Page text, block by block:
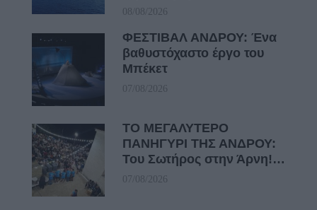
08/08/2026
ΦΕΣΤΙΒΑΛ ΑΝΔΡΟΥ: Ένα
βαθυστόχαστο έργο του
Μπέκετ
07/08/2026
ΤΟ ΜΕΓΑΛΥΤΕΡΟ
ΠΑΝΗΓΥΡΙ ΤΗΣ ΑΝΔΡΟΥ:
Του Σωτήρος στην Άρνη!…
07/08/2026